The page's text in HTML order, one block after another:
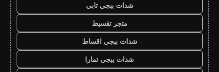
شدات ببجي تابي
متجر تقسيط
شدات ببجي اقساط
شدات ببجي تمارا